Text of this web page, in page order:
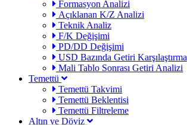
Formasyon Analizi
Açıklanan K/Z Analizi
Teknik Analiz
F/K Değişimi
PD/DD Değişimi
USD Bazında Getiri Karşılaştırma
Mali Tablo Sonrası Getiri Analizi
Temettü
Temettü Takvimi
Temettü Beklentisi
Temettü Filtreleme
Altın ve Döviz